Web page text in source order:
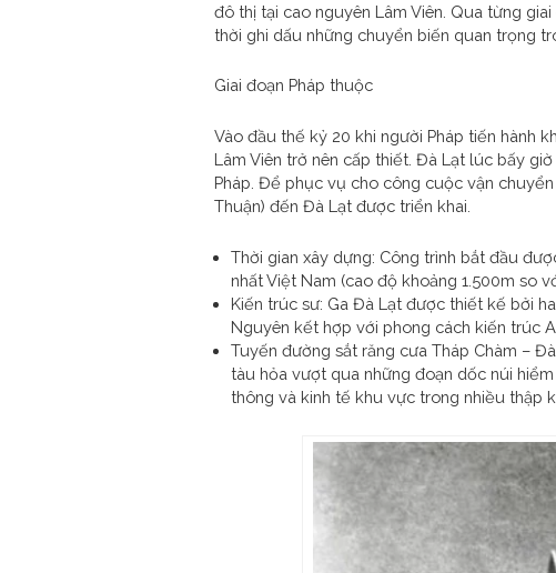
đô thị tại cao nguyên Lâm Viên. Qua từng
thời ghi dấu những chuyển biến quan trọng
Giai đoạn Pháp thuộc
Vào đầu thế kỷ 20 khi người Pháp tiến hành
Lâm Viên trở nên cấp thiết. Đà Lạt lúc bấy
Pháp. Để phục vụ cho công cuộc vận
Thuận) đến Đà Lạt được triển khai.
Thời gian xây dựng: Công trình bắt đầu
nhất Việt Nam (cao độ khoảng 1.500m so
Kiến trúc sư: Ga Đà Lạt được thiết kế bởi
Nguyên kết hợp với phong cách kiến trúc
Tuyến đường sắt răng cưa Tháp Chàm –
tàu hỏa vượt qua những đoạn dốc núi
thông và kinh tế khu vực trong nhiều thập